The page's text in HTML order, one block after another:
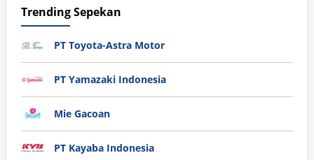
Trending Sepekan
PT Toyota-Astra Motor
PT Yamazaki Indonesia
Mie Gacoan
PT Kayaba Indonesia